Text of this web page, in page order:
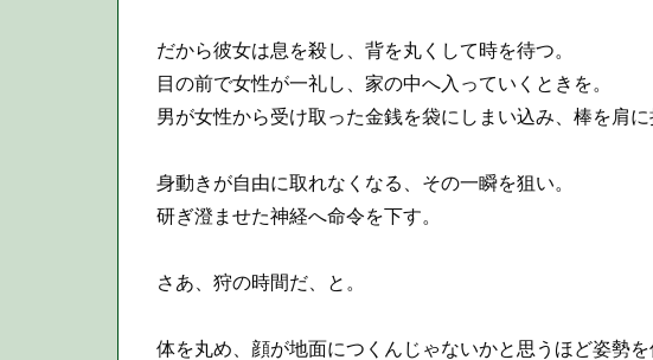
だから彼女は息を殺し、背を丸くして時を待つ。
目の前で女性が一礼し、家の中へ入っていくときを。
男が女性から受け取った金銭を袋にしまい込み、棒を肩に
身動きが自由に取れなくなる、その一瞬を狙い。
研ぎ澄ませた神経へ命令を下す。
さあ、狩の時間だ、と。
体を丸め、顔が地面につくんじゃないかと思うほど姿勢を